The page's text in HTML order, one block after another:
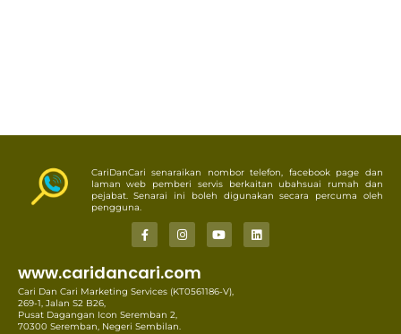
CariDanCari senaraikan nombor telefon, facebook page dan
laman web pemberi servis berkaitan ubahsuai rumah dan
pejabat. Senarai ini boleh digunakan secara percuma oleh
pengguna.
www.caridancari.com
Cari Dan Cari Marketing Services (KT0561186-V),
269-1, Jalan S2 B26,
Pusat Dagangan Icon Seremban 2,
70300 Seremban, Negeri Sembilan.